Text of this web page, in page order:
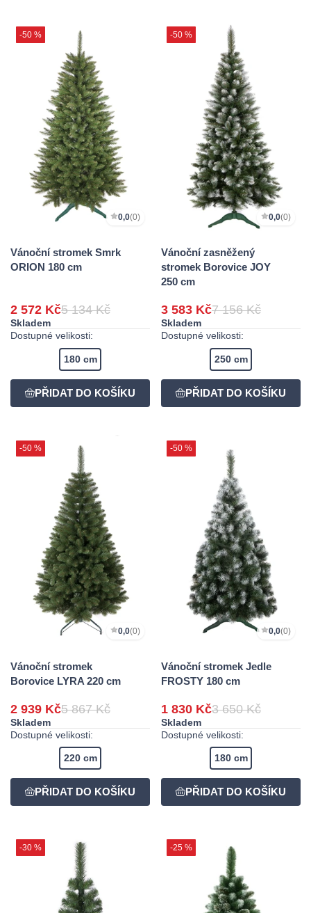
-50 %
0,0(0)
Vánoční stromek Smrk
ORION 180 cm
2 572 Kč5 134 Kč
Skladem
Dostupné velikosti:
180 cm
-50 %
0,0(0)
Vánoční zasněžený
stromek Borovice JOY
250 cm
3 583 Kč7 156 Kč
Skladem
Dostupné velikosti:
250 cm
-50 %
0,0(0)
Vánoční stromek
Borovice LYRA 220 cm
2 939 Kč5 867 Kč
Skladem
Dostupné velikosti:
220 cm
-50 %
0,0(0)
Vánoční stromek Jedle
FROSTY 180 cm
1 830 Kč3 650 Kč
Skladem
Dostupné velikosti:
180 cm
-30 % -25 %